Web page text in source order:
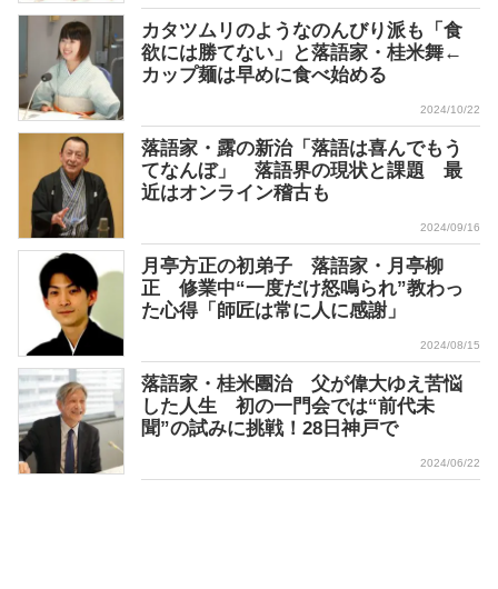
カタツムリのようなのんびり派も「食
欲には勝てない」と落語家・桂米舞←
カップ麺は早めに食べ始める
2024/10/22
落語家・露の新治「落語は喜んでもう
てなんぼ」 落語界の現状と課題 最
近はオンライン稽古も
2024/09/16
月亭方正の初弟子 落語家・月亭柳
正 修業中“一度だけ怒鳴られ”教わっ
た心得「師匠は常に人に感謝」
2024/08/15
落語家・桂米團治 父が偉大ゆえ苦悩
した人生 初の一門会では“前代未
聞”の試みに挑戦！28日神戸で
2024/06/22